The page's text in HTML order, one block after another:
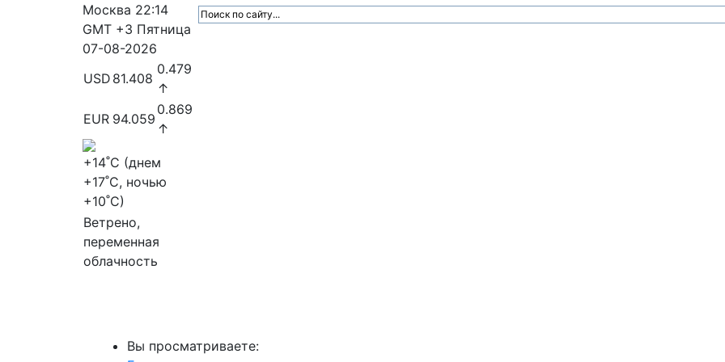
Москва 22:14
GMT +3 Пятница
07-08-2026
USD 81.408
0.479
↑
EUR 94.059
0.869
↑
+14˚C (днем
+17˚C, ночью
+10˚C)
Ветрено,
переменная
облачность
Вы просматриваете: